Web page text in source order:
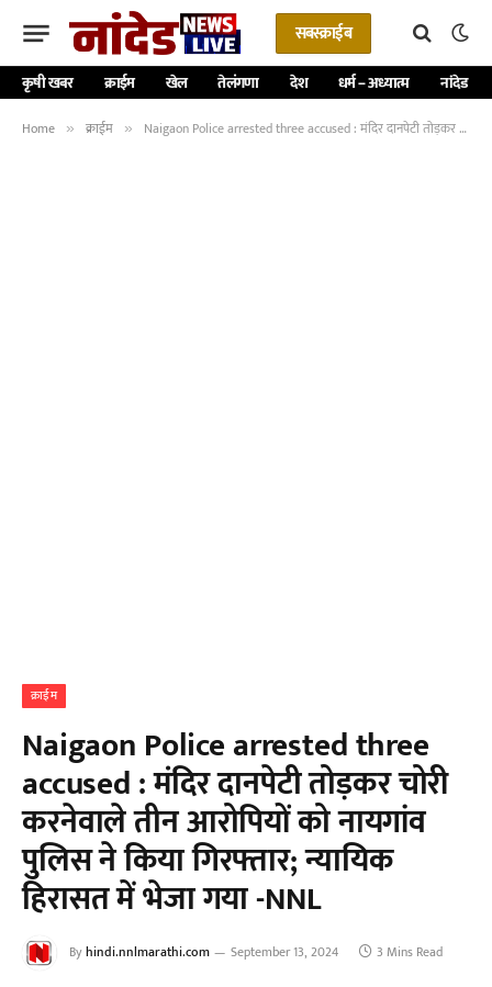
सबस्क्राईब
कृषी खबर क्राईम खेल तेलंगणा देश धर्म – अध्यात्म नांदेड
Home » क्राईम » Naigaon Police arrested three accused : मंदिर दानपेटी तोड़कर चोरी करनेवाले तीन आरोपियों को नायगांव पुलिस ने किया गिरफ्तार; न्यायिक हिरासत में भेजा गया -NNL
क्राईम
Naigaon Police arrested three
accused : मंदिर दानपेटी तोड़कर चोरी
करनेवाले तीन आरोपियों को नायगांव
पुलिस ने किया गिरफ्तार; न्यायिक
हिरासत में भेजा गया -NNL
Byhindi.nnlmarathi.com September 13, 2024 3 Mins Read